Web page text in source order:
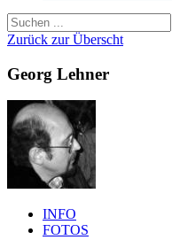
Zurück zur Überscht
Georg Lehner
INFO
FOTOS